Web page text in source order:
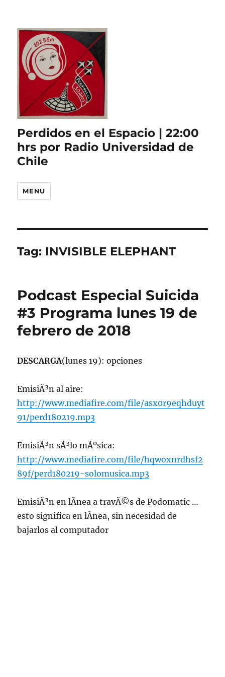
Perdidos en el Espacio | 22:00
hrs por Radio Universidad de
Chile
MENU
Tag: INVISIBLE ELEPHANT
Podcast Especial Suicida
#3 Programa lunes 19 de
febrero de 2018
DESCARGA(lunes 19): opciones
EmisiÃ³n al aire:
http://www.mediafire.com/file/asx0r9eqhduyt
91/perd180219.mp3
EmisiÃ³n sÃ³lo mÃºsica:
http://www.mediafire.com/file/hqwoxnrdhsf2
89f/perd180219-solomusica.mp3
EmisiÃ³n en lÃ­nea a travÃ©s de Podomatic …
esto significa en lÃ­nea, sin necesidad de
bajarlos al computador